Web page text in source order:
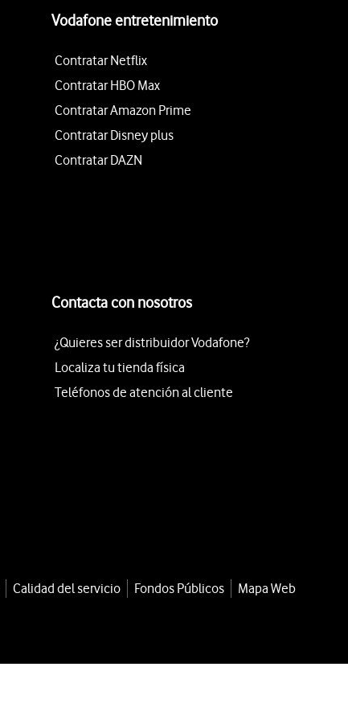
Vodafone entretenimiento
Contratar Netflix
Contratar HBO Max
Contratar Amazon Prime
Contratar Disney plus
Contratar DAZN
Contacta con nosotros
¿Quieres ser distribuidor Vodafone?
Localiza tu tienda física
Teléfonos de atención al cliente
Calidad del servicio Fondos Públicos
Mapa Web